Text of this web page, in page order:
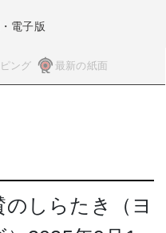
ング 最新の紙面
しらたき（ヨ